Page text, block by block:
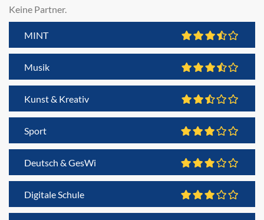
Keine Partner.
MINT
Musik
Kunst & Kreativ
Sport
Deutsch & GesWi
Digitale Schule